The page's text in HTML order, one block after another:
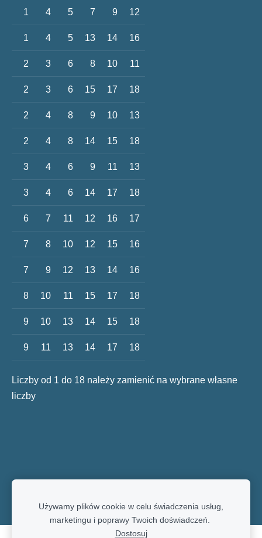
1 4 5 7 9 12
1 4 5 13 14 16
2 3 6 8 10 11
2 3 6 15 17 18
2 4 8 9 10 13
2 4 8 14 15 18
3 4 6 9 11 13
3 4 6 14 17 18
6 7 11 12 16 17
7 8 10 12 15 16
7 9 12 13 14 16
8 10 11 15 17 18
9 10 13 14 15 18
9 11 13 14 17 18
Liczby od 1 do 18 należy zamienić na wybrane własne
liczby
Używamy plików cookie w celu świadczenia usług,
marketingu i poprawy Twoich doświadczeń.
Dostosuj